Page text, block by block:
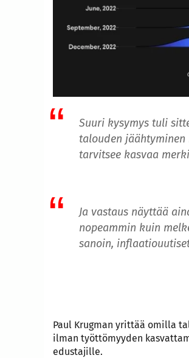
Suuri kysymys tuli
talouden
tarvitsee kasvaa
Ja vastaus näyttää
nopeammin kuin
sanoin,
Paul Krugman yrittää omilla
ilman työttömyyden
edustajille.